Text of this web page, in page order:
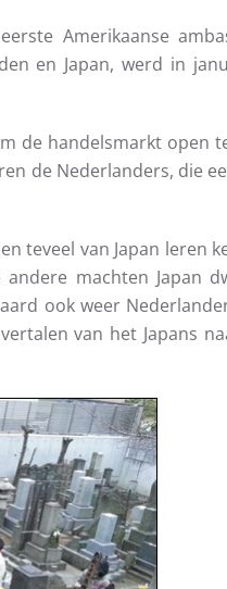
Amerikaanse
en Japan, werd in
de handelsmarkt open
de Nederlanders, die
teveel van Japan leren
machten Japan
ook weer
van het Japans